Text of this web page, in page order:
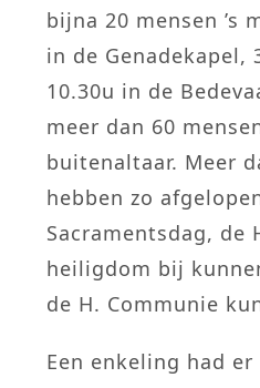
bijna 20 mensen ’s
in de Genadekapel,
10.30u in de
meer dan 60
buitenaltaar. Meer
hebben zo
Sacramentsdag, de
heiligdom bij
de H. Communie
Een enkeling had